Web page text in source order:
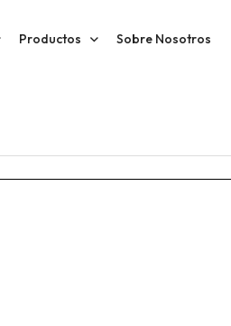
Productos Sobre Nosotros